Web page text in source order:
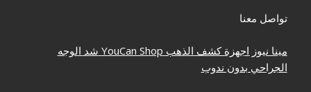
تواصل معنا
مينا نيوز اجهزة كشف الذهب YouCan Shop شد الوجه
الجراحي بدون ندوب